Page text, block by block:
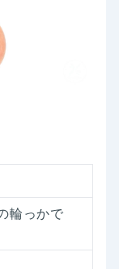
輪っかで